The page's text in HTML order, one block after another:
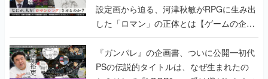
『ガンパレ』の企画書、ついに公開━初代
PSの伝説的タイトルは、なぜ生まれたの
か？そして『LOOP8』へ受け継がれたもの
【ゲームの企画書】